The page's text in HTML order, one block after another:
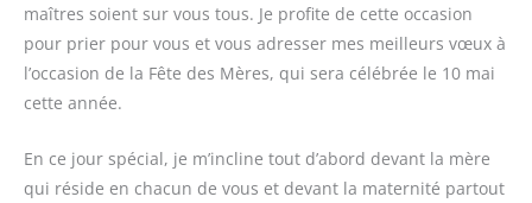
maîtres soient sur vous tous. Je profite de cette occasion
pour prier pour vous et vous adresser mes meilleurs vœux à
l’occasion de la Fête des Mères, qui sera célébrée le 10 mai
cette année.
En ce jour spécial, je m’incline tout d’abord devant la mère
qui réside en chacun de vous et devant la maternité partout